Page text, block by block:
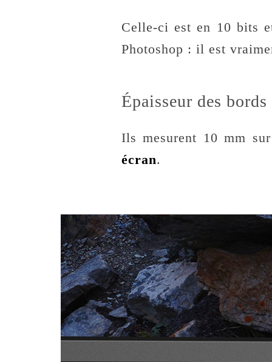
Celle-ci est en 10 bits
Photoshop : il est
Épaisseur des
Ils mesurent 10 mm
écran.